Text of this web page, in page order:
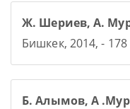
Ж. Шериев, А.
Бишкек, 2014, - 178
Б. Алымов, А